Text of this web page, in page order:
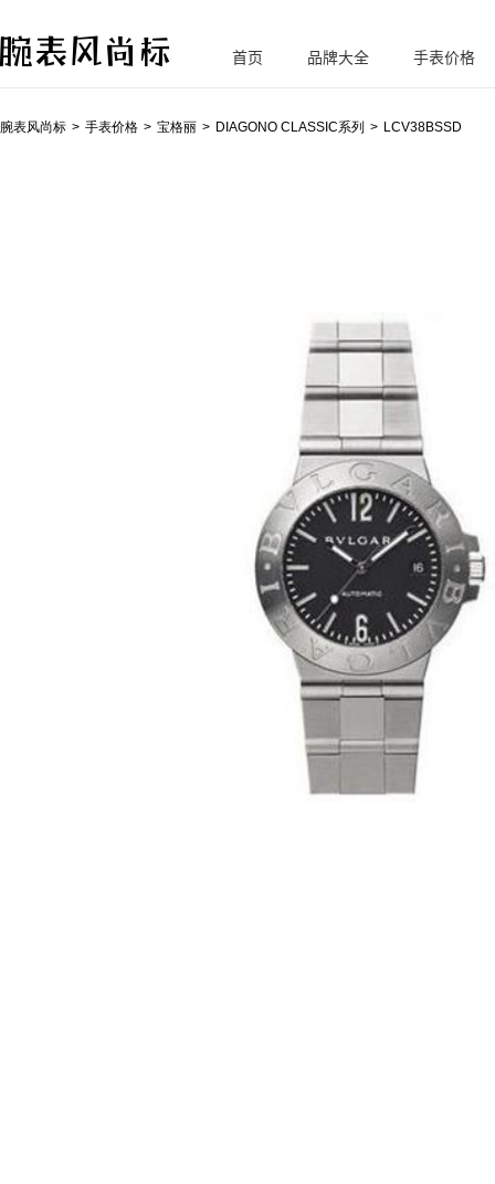
腕
首页 品牌大全 手表价格
腕表风尚标 手表价格 宝格丽 DIAGONO CLASSIC系列 LCV38BSSD